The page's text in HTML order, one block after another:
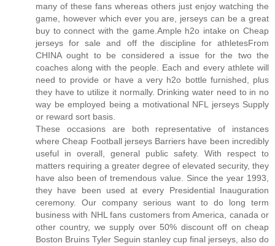
many of these fans whereas others just enjoy watching the
game, however which ever you are, jerseys can be a great
buy to connect with the game.Ample h2o intake on Cheap
jerseys for sale and off the discipline for athletesFrom
CHINA ought to be considered a issue for the two the
coaches along with the people. Each and every athlete will
need to provide or have a very h2o bottle furnished, plus
they have to utilize it normally. Drinking water need to in no
way be employed being a motivational NFL jerseys Supply
or reward sort basis.
These occasions are both representative of instances
where Cheap Football jerseys Barriers have been incredibly
useful in overall, general public safety. With respect to
matters requiring a greater degree of elevated security, they
have also been of tremendous value. Since the year 1993,
they have been used at every Presidential Inauguration
ceremony. Our company serious want to do long term
business with NHL fans customers from America, canada or
other country, we supply over 50% discount off on cheap
Boston Bruins Tyler Seguin stanley cup final jerseys, also do